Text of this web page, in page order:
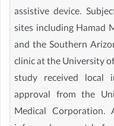
assistive device.
sites including Hamad
and the Southern
clinic at the University
study received local
approval from the
Medical